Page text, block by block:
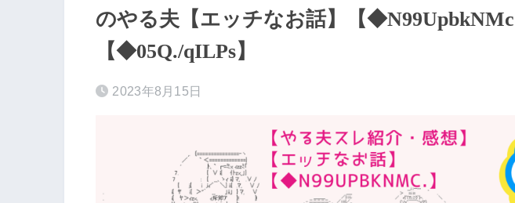
のやる夫【エッチなお話】【◆N99UpbkNMc
【◆05Q./qILPs】
2023年8月15日